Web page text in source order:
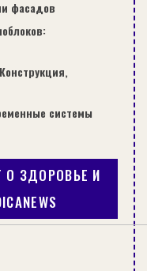
фасадов
системы
ЗДОРОВЬЕ И